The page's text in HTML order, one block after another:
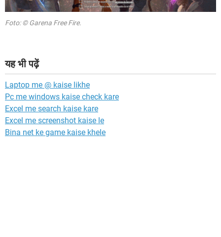
Foto: © Garena Free Fire.
यह भी पढ़ें
Laptop me @ kaise likhe
Pc me windows kaise check kare
Excel me search kaise kare
Excel me screenshot kaise le
Bina net ke game kaise khele